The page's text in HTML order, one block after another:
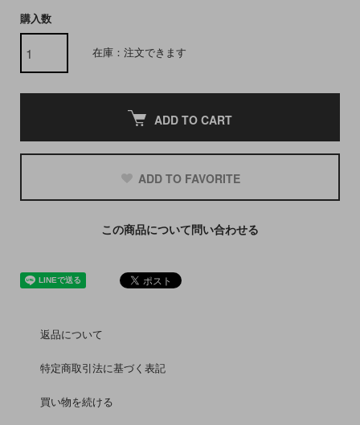
購入数
在庫：注文できます
ADD TO CART
ADD TO FAVORITE
この商品について問い合わせる
返品について
特定商取引法に基づく表記
買い物を続ける